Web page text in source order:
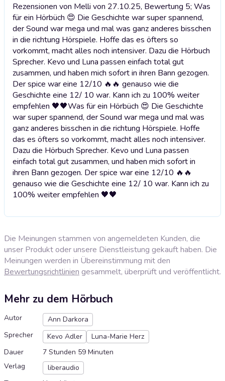
Rezensionen von Melli von 27.10.25, Bewertung 5; Was
für ein Hörbüch 😍 Die Geschichte war super spannend,
der Sound war mega und mal was ganz anderes bisschen
in die richtung Hörspiele. Hoffe das es öfters so
vorkommt, macht alles noch intensiver. Dazu die Hörbuch
Sprecher. Kevo und Luna passen einfach total gut
zusammen, und haben mich sofort in ihren Bann gezogen.
Der spice war eine 12/10 🔥🔥 genauso wie die
Geschichte eine 12/ 10 war. Kann ich zu 100% weiter
empfehlen 🖤🖤Was für ein Hörbüch 😍 Die Geschichte
war super spannend, der Sound war mega und mal was
ganz anderes bisschen in die richtung Hörspiele. Hoffe
das es öfters so vorkommt, macht alles noch intensiver.
Dazu die Hörbuch Sprecher. Kevo und Luna passen
einfach total gut zusammen, und haben mich sofort in
ihren Bann gezogen. Der spice war eine 12/10 🔥🔥
genauso wie die Geschichte eine 12/ 10 war. Kann ich zu
100% weiter empfehlen 🖤🖤
Die Meinungen stammen von angemeldeten Kunden, die
unser Produkt oder unsere Dienstleistung gekauft haben. Die
Meinungen werden in Übereinstimmung mit den
Bewertungsrichtlinien gesammelt, überprüft und veröffentlicht.
Mehr zu dem Hörbuch
Autor
Ann Darkora
Sprecher
Kevo Adler
Luna-Marie Herz
Dauer
7 Stunden 59 Minuten
Verlag
liberaudio